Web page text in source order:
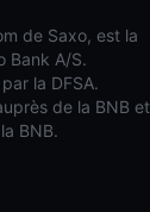
de Saxo, est la
Bank A/S.
la DFSA.
de la BNB et
BNB.